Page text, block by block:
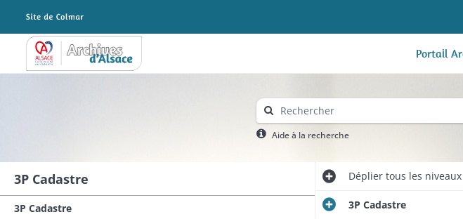
Archives Alsace - Colmar Portail
Aide à la recherche
3P Cadastre
3P Cadastre
Dépliertous les niveaux
3P Cadastre